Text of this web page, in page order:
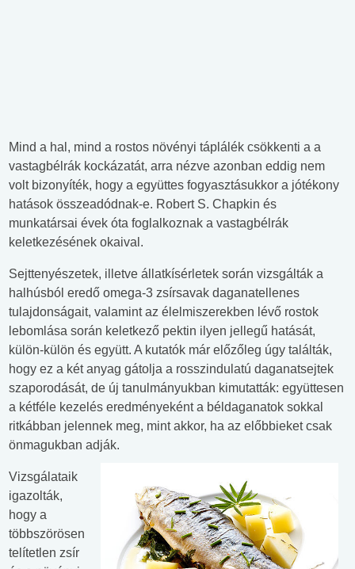
Mind a hal, mind a rostos növényi táplálék csökkenti a a
vastagbélrák kockázatát, arra nézve azonban eddig nem
volt bizonyíték, hogy a együttes fogyasztásukkor a jótékony
hatások összeadódnak-e. Robert S. Chapkin és
munkatársai évek óta foglalkoznak a vastagbélrák
keletkezésének okaival.
Sejttenyészetek, illetve állatkísérletek során vizsgálták a
halhúsból eredő omega-3 zsírsavak daganatellenes
tulajdonságait, valamint az élelmiszerekben lévő rostok
lebomlása során keletkező pektin ilyen jellegű hatását,
külön-külön és együtt. A kutatók már előzőleg úgy találták,
hogy ez a két anyag gátolja a rosszindulatú daganatsejtek
szaporodását, de új tanulmányukban kimutatták: együttesen
a kétféle kezelés eredményeként a béldaganatok sokkal
ritkábban jelennek meg, mint akkor, ha az előbbieket csak
önmagukban adják.
Vizsgálataik
igazolták,
hogy a
többszörösen
telítetlen zsír